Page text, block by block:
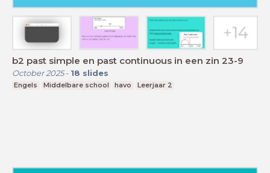
b2 past simple en past continuous in een zin 23-9
October 2025- 18 slides
Engels Middelbare school havo Leerjaar 2